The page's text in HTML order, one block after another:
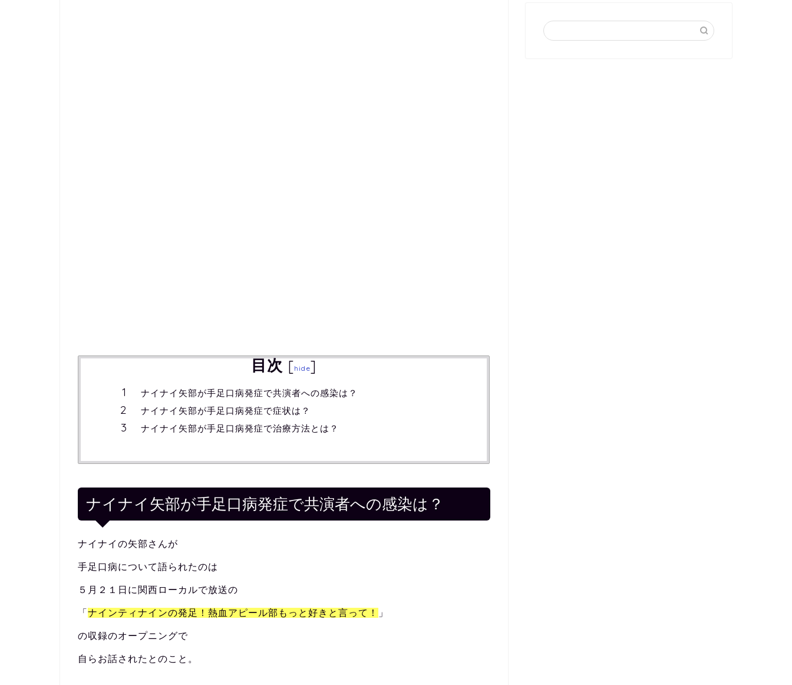
目次 [hide]
ナイナイ矢部が手足口病発症で共演者への感染は？
ナイナイ矢部が手足口病発症で症状は？
ナイナイ矢部が手足口病発症で治療方法とは？
ナイナイ矢部が手足口病発症で共演者への感染は？
ナイナイの矢部さんが
手足口病について語られたのは
５月２１日に関西ローカルで放送の
「 ナインティナインの発足！熱血アピール部もっと好きと言って！ 」
の収録のオープニングで
自らお話されたとのこと。